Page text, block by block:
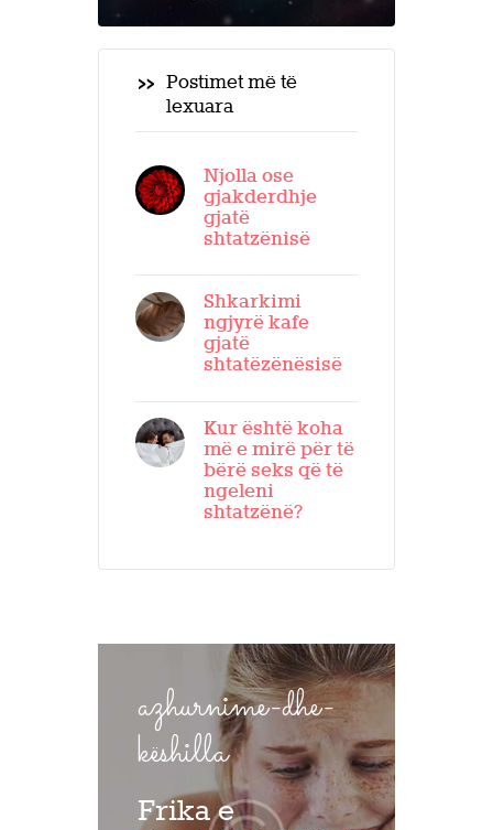
Postimet më të
lexuara
Njolla ose
gjakderdhje
gjatë
shtatzënisë
Shkarkimi
ngjyrë kafe
gjatë
shtatëzënësisë
Kur është koha
më e mirë për të
bërë seks që të
ngeleni
shtatzënë?
azhurnime-dhe-
këshilla
Frika e